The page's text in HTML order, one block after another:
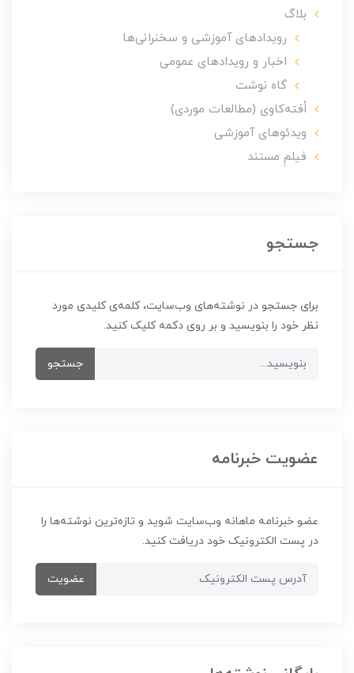
بلاگ
رویدادهای آموزشی و سخنرانی‌ها
اخبار و رویدادهای عمومی
گاه نوشت
اُفته‌کاوی (مطالعات موردی)
ویدئوهای آموزشی
فیلمِ مستند
جستجو
برای جستجو در نوشته‌های وب‌سایت، کلمه‌ی کلیدی مورد
نظر خود را بنویسید و بر روی دکمه کلیک کنید.
جستجو
عضویت خبرنامه
عضو خبرنامه ماهانه وب‌سایت شوید و تازه‌ترین نوشته‌ها را
در پست الکترونیک خود دریافت کنید.
عضویت